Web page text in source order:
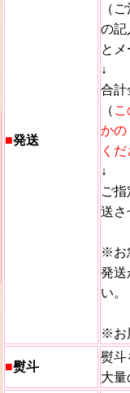
■発送
（
の記
と
↓
合計
（
かの
く
↓
ご
送さ
※お
発送
い。
※お
■熨斗
熨斗
大